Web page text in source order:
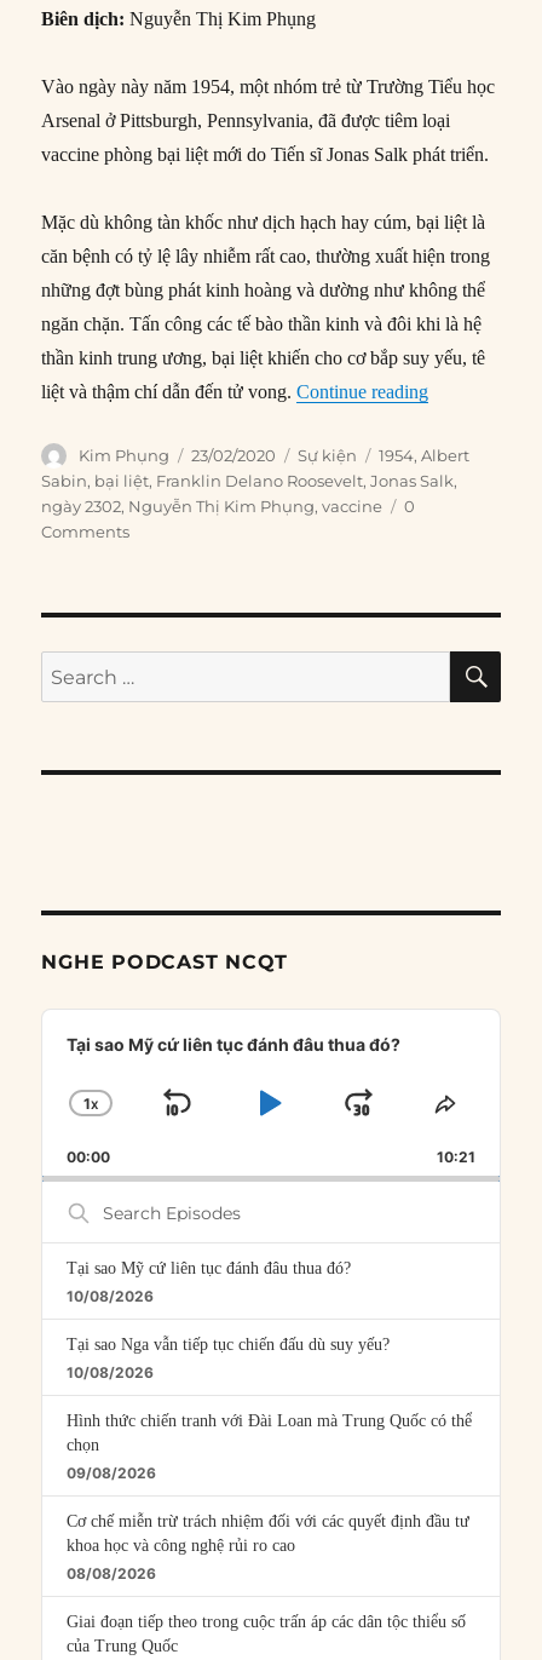
Biên dịch: Nguyễn Thị Kim Phụng
Vào ngày này năm 1954, một nhóm trẻ từ Trường Tiểu học
Arsenal ở Pittsburgh, Pennsylvania, đã được tiêm loại
vaccine phòng bại liệt mới do Tiến sĩ Jonas Salk phát triển.
Mặc dù không tàn khốc như dịch hạch hay cúm, bại liệt là
căn bệnh có tỷ lệ lây nhiễm rất cao, thường xuất hiện trong
những đợt bùng phát kinh hoàng và dường như không thể
ngăn chặn. Tấn công các tế bào thần kinh và đôi khi là hệ
thần kinh trung ương, bại liệt khiến cho cơ bắp suy yếu, tê
liệt và thậm chí dẫn đến tử vong.Continue reading“23/02/1954:
Author
Kim Phụng
Posted
on
23/02/2020 Categories
Sự kiện Tags
1954,Albert
Sabin, bại liệt, Franklin Delano Roosevelt,Jonas Salk,
ngày 2302, Nguyễn Thị Kim Phụng,vaccine
0
Comments
Search
for:
NGHE PODCAST NCQT
Audio
Player
Tại sao Mỹ cứ liên tục đánh đâu thua đó?
CHANGE
RATE
1X
SKIP
PLAYJUMP
FORWARD
SHARE
00:00 10:21
Search
Episodes
Tại sao Mỹ cứ liên tục đánh đâu thua đó?
10/08/2026
Tại sao Nga vẫn tiếp tục chiến đấu dù suy yếu?
10/08/2026
Hình thức chiến tranh với Đài Loan mà Trung Quốc có thể
chọn
09/08/2026
Cơ chế miễn trừ trách nhiệm đối với các quyết định đầu tư
khoa học và công nghệ rủi ro cao
08/08/2026
Giai đoạn tiếp theo trong cuộc trấn áp các dân tộc thiểu số
của Trung Quốc